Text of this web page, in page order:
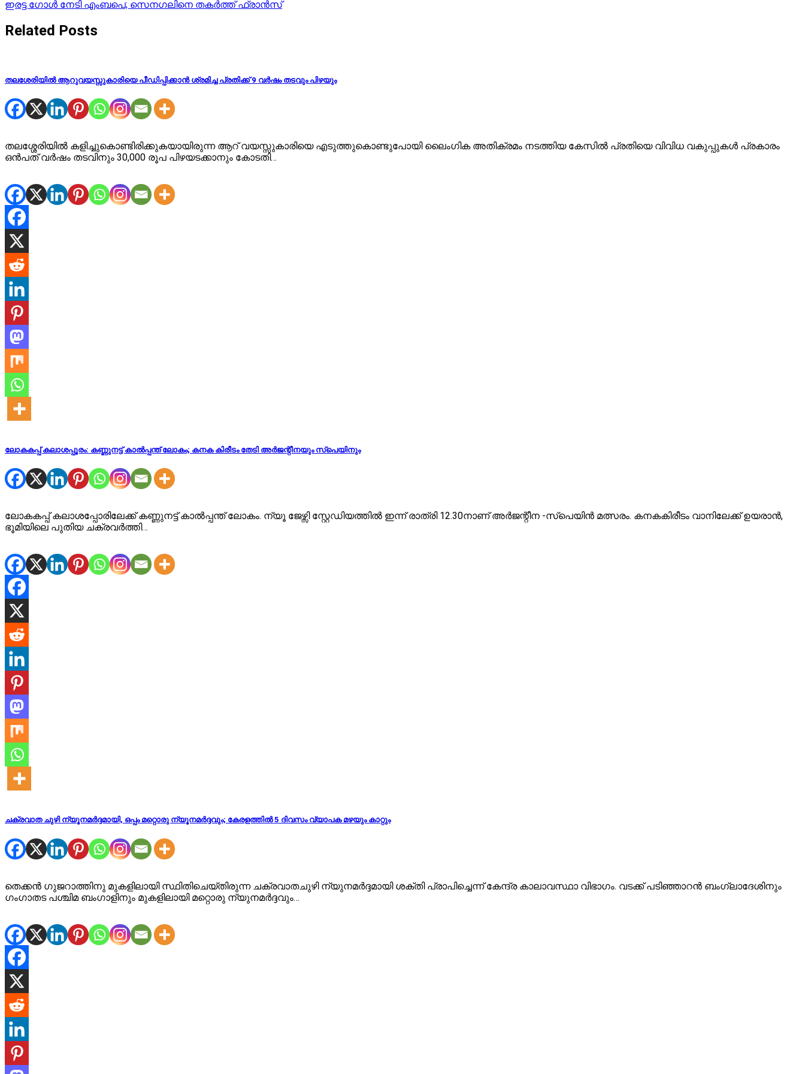
navigation
ഇരട്ട ഗോള്‍ നേടി എംബപെ; സെനഗലിനെ തകര്‍ത്ത് ഫ്രാന്‍സ്
Related Posts
തലശേരിയിൽ ആറുവയസ്സുകാരിയെ പീഡിപ്പിക്കാൻ ശ്രമിച്ച പ്രതിക്ക് 9 വർഷം തടവും പിഴയും
തലശ്ശേരിയിൽ കളിച്ചുകൊണ്ടിരിക്കുകയായിരുന്ന ആറ് വയസ്സുകാരിയെ എടുത്തുകൊണ്ടുപോയി ലൈംഗിക അതിക്രമം നടത്തിയ കേസിൽ പ്രതിയെ വിവിധ വകുപ്പുകൾ പ്രകാരം
ഒൻപത് വർഷം തടവിനും 30,000 രൂപ പിഴയടക്കാനും കോടതി…
ലോകകപ്പ് കലാശപ്പൂരം: കണ്ണുനട്ട് കാൽപ്പന്ത് ലോകം; കനക കിരീടം തേടി അർജന്റീനയും സ്പെയിനും
ലോകകപ്പ് കലാശപ്പോരിലേക്ക് കണ്ണുനട്ട് കാൽപ്പന്ത് ലോകം. ന്യൂ ജേഴ്സി സ്റ്റേഡിയത്തിൽ ഇന്ന് രാത്രി 12.30നാണ് അർജന്റീന -സ്പെയിൻ മത്സരം. കനകകിരീടം വാനിലേക്ക് ഉയരാൻ,
ഭൂമിയിലെ പുതിയ ചക്രവർത്തി…
ചക്രവാത ചുഴി ന്യൂനമര്‍ദ്ദമായി, ഒപ്പം മറ്റൊരു ന്യൂനമര്‍ദ്ദവും; കേരളത്തിൽ 5 ദിവസം വ്യാപക മഴയും കാറ്റും
തെക്കൻ ഗുജറാത്തിനു മുകളിലായി സ്ഥിതിചെയ്തിരുന്ന ചക്രവാതചുഴി ന്യുനമർദ്ദമായി ശക്തി പ്രാപിച്ചെന്ന് കേന്ദ്ര കാലാവസ്ഥാ വിഭാഗം. വടക്ക് പടിഞ്ഞാറൻ ബംഗ്ലാദേശിനും
ഗംഗാതട പശ്ചിമ ബംഗാളിനും മുകളിലായി മറ്റൊരു ന്യുനമർദ്ദവും…